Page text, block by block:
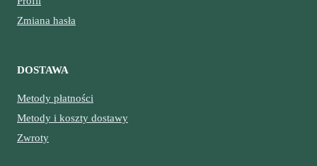
Zmiana hasła
DOSTAWA
Metody płatności
Metody i koszty dostawy
Zwroty